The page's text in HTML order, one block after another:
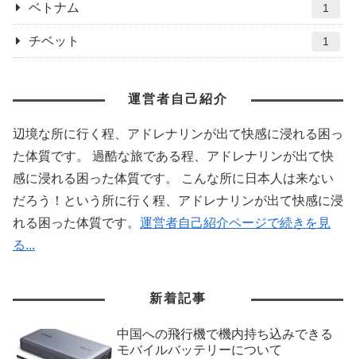
ベトナム 1
チベット 1
運営者自己紹介
辺境な所に行く程、アドレナリンが出て快感に浸れる困っ
た体質です。 過酷な旅である程、アドレナリンが出て快
感に浸れる困った体質です。 こんな所に日本人は来ない
だろう！という所に行く程、アドレナリンが出て快感に浸
れる困った体質です。 運営者自己紹介ページで続きを見
る...
新着記事
中国への飛行機で機内持ち込みできる
モバイルバッテリーについて